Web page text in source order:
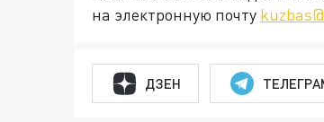
на электронную почту
ДЗЕН